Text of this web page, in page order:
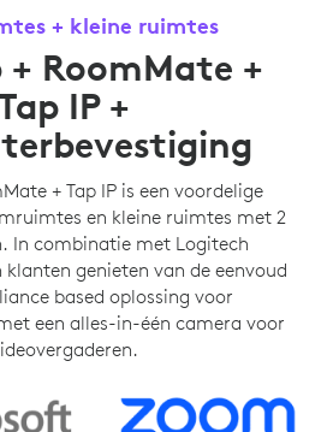
+ kleine ruimtes
RoomMate +
IP +
+ Tap IP is een voordelige
en kleine ruimtes met 2
In combinatie met Logitech
genieten van de eenvoud
based oplossing voor
een alles-in-één camera voor